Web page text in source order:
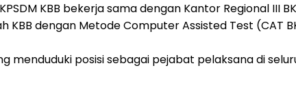
KBB bekerja sama dengan Kantor Regional
KBB dengan Metode Computer Assisted Test (CAT
menduduki posisi sebagai pejabat pelaksana di